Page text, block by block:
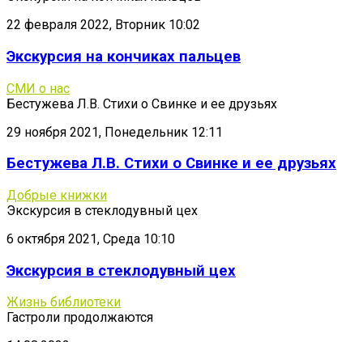
22 февраля 2022, Вторник 10:02
Экскурсия на кончиках пальцев
СМИ о нас
Бестужева Л.В. Стихи о Свинке и ее друзьях
29 ноября 2021, Понедельник 12:11
Бестужева Л.В. Стихи о Свинке и ее друзьях
Добрые книжки
Экскурсия в стеклодувный цех
6 октября 2021, Среда 10:10
Экскурсия в стеклодувный цех
Жизнь библиотеки
Гастроли продолжаются